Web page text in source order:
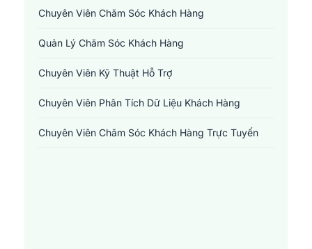
Quận 4
Quận 5
Quận 6
Quận 7
Quận 8
Chuyên Viên Chăm Sóc Khách Hàng
Quản Lý Chăm Sóc Khách Hàng
Chuyên Viên Kỹ Thuật Hỗ Trợ
Chuyên Viên Phân Tích Dữ Liệu Khách Hàng
Chuyên Viên Chăm Sóc Khách Hàng Trực Tuyến